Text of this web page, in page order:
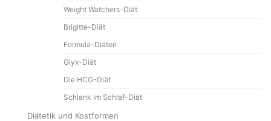
Weight Watchers-Diät
Brigitte-Diät
Formula-Diäten
Glyx-Diät
Die HCG-Diät
Schlank im Schlaf-Diät
Diätetik und Kostformen